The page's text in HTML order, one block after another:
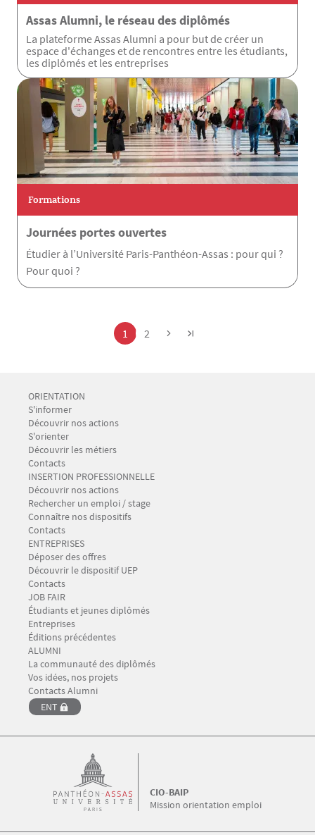
Assas Alumni, le réseau des diplômés
La plateforme Assas Alumni a pour but de créer un
espace d'échanges et de rencontres entre les étudiants,
les diplômés et les entreprises
Formations
Journées portes ouvertes
Étudier à l’Université Paris-Panthéon-Assas : pour qui ?
Pour quoi ?
Page
1 Page
2
Menu Footer CIO-BAIP 1
ORIENTATION
S'informer
Découvrir nos actions
S'orienter
Découvrir les métiers
Contacts
Menu Footer CIO-BAIP 2
INSERTION PROFESSIONNELLE
Découvrir nos actions
Rechercher un emploi / stage
Connaître nos dispositifs
Contacts
Menu Footer CIO-BAIP 3
ENTREPRISES
Déposer des offres
Découvrir le dispositif UEP
Contacts
Menu Footer CIO-BAIP 4
JOB FAIR
Étudiants et jeunes diplômés
Entreprises
Éditions précédentes
Menu Footer CIO-BAIP 5
ALUMNI
La communauté des diplômés
Vos idées, nos projets
Contacts Alumni
ENT
Mission orientation emploi
CIO-BAIP